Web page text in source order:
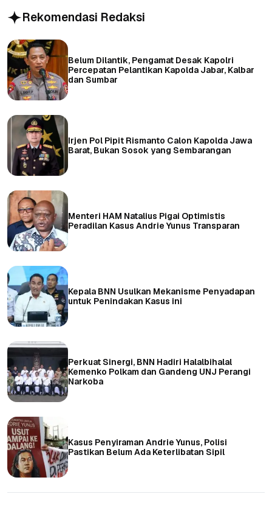
Rekomendasi Redaksi
Belum Dilantik, Pengamat Desak Kapolri
Percepatan Pelantikan Kapolda Jabar, Kalbar
dan Sumbar
Irjen Pol Pipit Rismanto Calon Kapolda Jawa
Barat, Bukan Sosok yang Sembarangan
Menteri HAM Natalius Pigai Optimistis
Peradilan Kasus Andrie Yunus Transparan
Kepala BNN Usulkan Mekanisme Penyadapan
untuk Penindakan Kasus ini
Perkuat Sinergi, BNN Hadiri Halalbihalal
Kemenko Polkam dan Gandeng UNJ Perangi
Narkoba
Kasus Penyiraman Andrie Yunus, Polisi
Pastikan Belum Ada Keterlibatan Sipil